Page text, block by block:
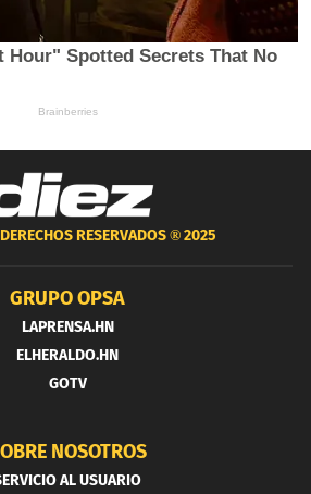
RESERVADOS ®2025
GRUPO OPSA
LAPRENSA.HN
ELHERALDO.HN
GOTV
NOSOTROS
AL USUARIO